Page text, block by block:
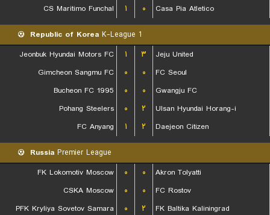
CS Maritimo Funchal
۱ ۰ Casa Pia Atletico
Republic of Korea K-League 1
Jeonbuk Hyundai Motors FC
۱ ۳
Jeju United
Gimcheon Sangmu FC
۰ ۰
FC Seoul
Bucheon FC 1995
۰ ۰
Gwangju FC
Pohang Steelers
۰ ۲
Ulsan Hyundai Horang-i
FC Anyang
۱ ۲ Daejeon Citizen
Russia Premier League
FK Lokomotiv Moscow
۰ ۰
Akron Tolyatti
CSKA Moscow
۰ ۰
FC Rostov
PFK Kryliya Sovetov Samara
۰ ۲ FK Baltika Kaliningrad